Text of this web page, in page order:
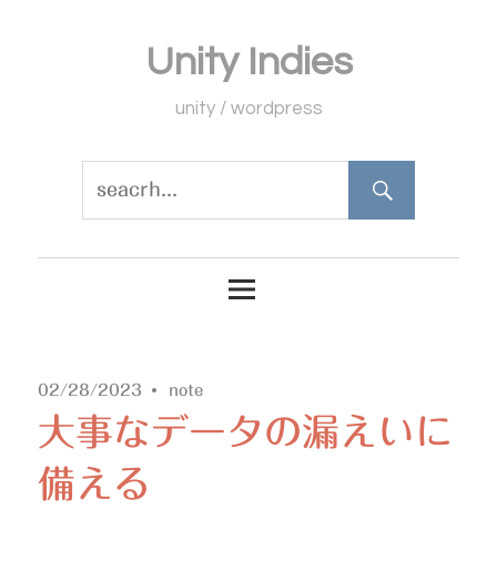
Unity Indies
unity / wordpress
02/28/2023 note
大事なデータの漏えいに
備える